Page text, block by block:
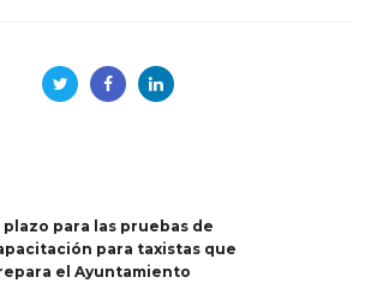
plazo para las pruebas de
para taxistas que
el Ayuntamiento